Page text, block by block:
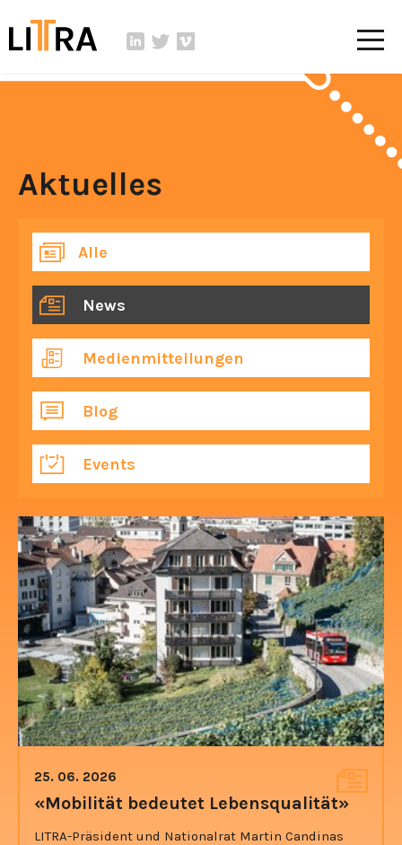
Aktuelles
Alle
News
Medienmitteilungen
Blog
Events
25. 06. 2026
«Mobilität bedeutet Lebensqualität»
LITRA-Präsident und Nationalrat Martin Candinas